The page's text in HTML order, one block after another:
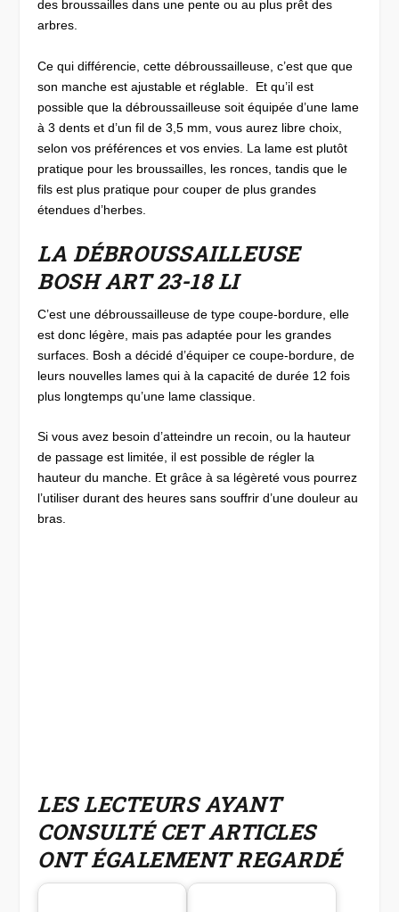
des broussailles dans une pente ou au plus prêt des
arbres.
Ce qui différencie, cette débroussailleuse, c’est que que
son manche est ajustable et réglable. Et qu’il est
possible que la débroussailleuse soit équipée d’une lame
à 3 dents et d’un fil de 3,5 mm, vous aurez libre choix,
selon vos préférences et vos envies. La lame est plutôt
pratique pour les broussailles, les ronces, tandis que le
fils est plus pratique pour couper de plus grandes
étendues d’herbes.
LA DÉBROUSSAILLEUSE
BOSH ART 23-18 LI
C’est une débroussailleuse de type coupe-bordure, elle
est donc légère, mais pas adaptée pour les grandes
surfaces. Bosh a décidé d’équiper ce coupe-bordure, de
leurs nouvelles lames qui à la capacité de durée 12 fois
plus longtemps qu’une lame classique.
Si vous avez besoin d’atteindre un recoin, ou la hauteur
de passage est limitée, il est possible de régler la
hauteur du manche. Et grâce à sa légèreté vous pourrez
l’utiliser durant des heures sans souffrir d’une douleur au
bras.
LES LECTEURS AYANT
CONSULTÉ CET ARTICLES
ONT ÉGALEMENT REGARDÉ